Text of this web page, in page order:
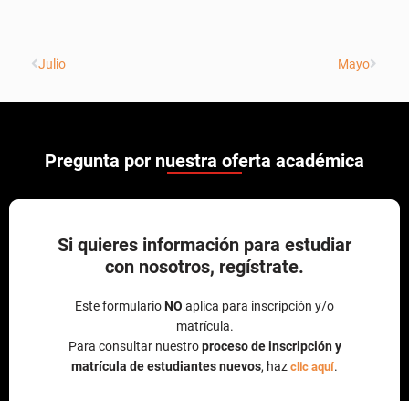
Julio Mayo
Pregunta por nuestra oferta académica
Si quieres información para estudiar
con nosotros, regístrate.
Este formulario NO
aplica para inscripción y/o
matrícula.
Para consultar nuestro
proceso de inscripción y
matrícula de estudiantes nuevos
, haz clic aquí